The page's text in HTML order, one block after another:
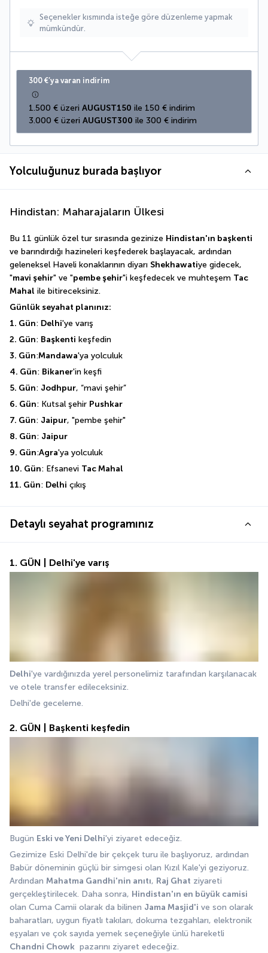
Seçenekler kısmında isteğe göre düzenleme yapmak
mümkündür.
300 €’ya varan indirim
1.500 € üzeri AUGUST150 ile 150 € indirim
3.000 € üzeri AUGUST300 ile 300 € indirim
Yolculuğunuz burada başlıyor
Hindistan: Maharajaların Ülkesi
Bu 11 günlük özel tur sırasında gezinize Hindistan'ın başkenti
ve barındırdığı hazineleri keşfederek başlayacak, ardından
geleneksel Haveli konaklarının diyarı Shekhawatiye gidecek,
"mavi şehir" ve "pembe şehir"i keşfedecek ve muhteşem Tac
Mahal ile bitireceksiniz.
Günlük seyahat planınız:
1. Gün: Delhi'ye varış
2. Gün: Başkenti keşfedin
3. Gün:Mandawa'ya yolculuk
4. Gün: Bikaner'in keşfi
5. Gün: Jodhpur, “mavi şehir”
6. Gün: Kutsal şehir Pushkar
7. Gün: Jaipur, "pembe şehir"
8. Gün: Jaipur
9. Gün:Agra'ya yolculuk
10. Gün: Efsanevi Tac Mahal
11. Gün: Delhi çıkış
Detaylı seyahat programınız
1. GÜN | Delhi'ye varış
Delhi'ye vardığınızda yerel personelimiz tarafından karşılanacak
ve otele transfer edileceksiniz.
Delhi'de geceleme.
2. GÜN | Başkenti keşfedin
Bugün Eski ve Yeni Delhi'yi ziyaret edeceğiz.
Gezimize Eski Delhi'de bir çekçek turu ile başlıyoruz, ardından
Babür döneminin güçlü bir simgesi olan Kızıl Kale'yi geziyoruz.
Ardından Mahatma Gandhi'nin anıtı, Raj Ghat ziyareti
gerçekleştirilecek. Daha sonra, Hindistan'ın en büyük camisi
olan Cuma Camii olarak da bilinen Jama Masjid'i ve son olarak
baharatları, uygun fiyatlı takıları, dokuma tezgahları, elektronik
Chandni Chowk
  pazarını ziyaret edeceğiz.